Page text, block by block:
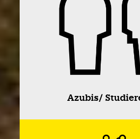
Azubis/